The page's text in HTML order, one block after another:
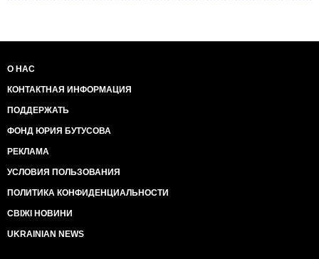
О НАС
КОНТАКТНАЯ ИНФОРМАЦИЯ
ПОДДЕРЖАТЬ
ФОНД ЮРИЯ БУТУСОВА
РЕКЛАМА
УСЛОВИЯ ПОЛЬЗОВАНИЯ
ПОЛИТИКА КОНФИДЕНЦИАЛЬНОСТИ
СВІЖІ НОВИНИ
UKRAINIAN NEWS